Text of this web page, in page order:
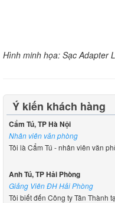
Hình minh họa: Sạc Adapter
Ý kiến khách hàng
Cẩm Tú, TP Hà Nội
Nhân viên văn phòng
Tôi là Cẩm Tú - nhân viên văn
Anh Tú, TP Hải Phòng
Giảng Viên ĐH Hải Phòng
Tôi biết đến Công ty Tân Thành